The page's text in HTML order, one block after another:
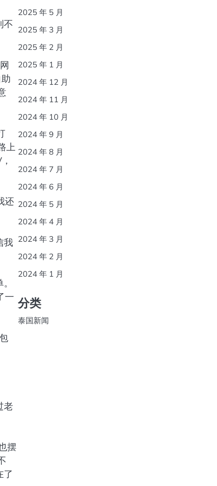
不
上
还
我
一
老
摆
了
2025 年 5 月
2025 年 3 月
2025 年 2 月
2025 年 1 月
2024 年 12 月
2024 年 11 月
2024 年 10 月
2024 年 9 月
2024 年 8 月
2024 年 7 月
2024 年 6 月
2024 年 5 月
2024 年 4 月
2024 年 3 月
2024 年 2 月
2024 年 1 月
分类
泰国新闻